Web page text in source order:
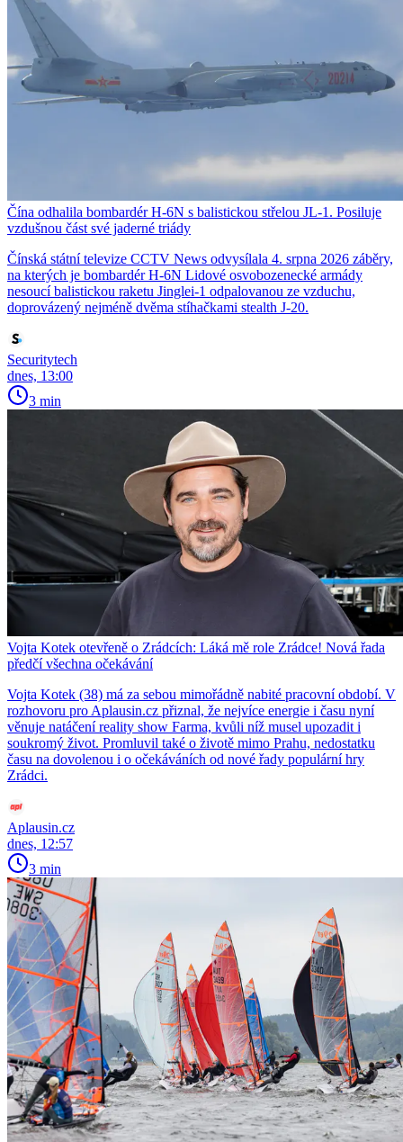
Čína odhalila bombardér H-6N s balistickou střelou JL-1. Posiluje
vzdušnou část své jaderné triády
Čínská státní televize CCTV News odvysílala 4. srpna 2026 záběry,
na kterých je bombardér H-6N Lidové osvobozenecké armády
nesoucí balistickou raketu Jinglei-1 odpalovanou ze vzduchu,
doprovázený nejméně dvěma stíhačkami stealth J-20.
Securitytech
dnes, 13:00
3 min
Vojta Kotek otevřeně o Zrádcích: Láká mě role Zrádce! Nová řada
předčí všechna očekávání
Vojta Kotek (38) má za sebou mimořádně nabité pracovní období. V
rozhovoru pro Aplausin.cz přiznal, že nejvíce energie i času nyní
věnuje natáčení reality show Farma, kvůli níž musel upozadit i
soukromý život. Promluvil také o životě mimo Prahu, nedostatku
času na dovolenou i o očekáváních od nové řady populární hry
Zrádci.
Aplausin.cz
dnes, 12:57
3 min